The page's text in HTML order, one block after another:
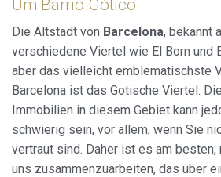
Um Barrio Gótico
Die Altstadt von Barcelona, bekannt
verschiedene Viertel wie El Born und
aber das vielleicht emblematischste
Barcelona ist das Gotische Viertel.
Immobilien in diesem Gebiet kann
schwierig sein, vor allem, wenn Sie
vertraut sind. Daher ist es am besten,
uns zusammenzuarbeiten, das über